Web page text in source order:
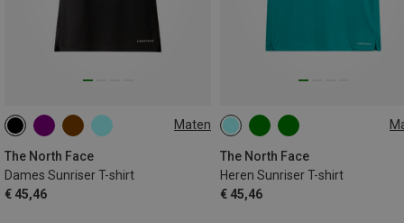
Maten
The North Face
Dames Sunriser T-shirt
€ 45,46
XS S M
The North Face
Heren Sunriser T-shirt
€ 45,46
S M L